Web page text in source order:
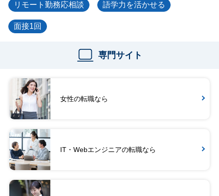
リモート勤務応相談 語学力を活かせる
面接1回
専門サイト
女性の転職なら
IT・Webエンジニアの転職なら